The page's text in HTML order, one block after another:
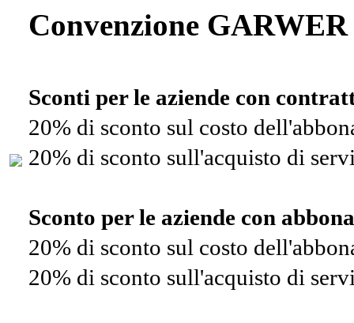
Convenzione
Sconti per le aziende con
20% di sconto sul costo
20% di sconto sull'acquisto di
Sconto per le aziende con
20% di sconto sul costo
20% di sconto sull'acquisto di